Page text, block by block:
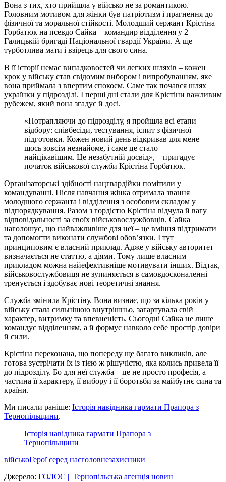
Вона з тих, хто прийшла у військо не за романтикою.
Головним мотивом для жінки був патріотизм і прагнення до
фізичної та моральної стійкості. Молодший сержант Крістіна
Горбатюк на псевдо Сайка – командир відділення у 2
Галицькій бригаді Національної гвардії України. А ще
турботлива мати і взірець для свого сина.
В її історії немає випадковостей чи легких шляхів – кожен
крок у війську став свідомим вибором і випробуванням, яке
вона приймала з впертим спокоєм. Саме так почався шлях
українки у підрозділі. І перші дні стали для Крістіни важливим
рубежем, який вона згадує й досі.
«Потрапляючи до підрозділу, я пройшла всі етапи
відбору: співбесіди, тестування, іспит з фізичної
підготовки. Кожен новий день відкривав для мене
щось зовсім незнайоме, і саме це стало
найцікавішим. Це незабутній досвід», – пригадує
початок військової служби Крістіна Горбатюк.
Організаторські здібності нацгвардійки помітили у
командуванні. Після навчання жінка отримала звання
молодшого сержанта і відділення з особовим складом у
підпорядкування. Разом з гордістю Крістіна відчула й вагу
відповідальності за своїх військовослужбовців. Сайка
наголошує, що найважливіше для неї – це вміння підтримати
та допомогти виконати службові обов’язки. І тут
принциповим є власний приклад. Адже у війську авторитет
визначається не статтю, а діями. Тому лише власним
прикладом можна найефективніше мотивувати інших. Відтак,
військовослужбовиця не зупиняється в самовдосконаленні –
тренується і здобуває нові теоретичні знання.
Служба змінила Крістіну. Вона визнає, що за кілька років у
війську стала сильнішою внутрішньо, загартувала свій
характер, витримку та впевненість. Сьогодні Сайка не лише
командує відділенням, а й формує навколо себе простір довіри
й сили.
Крістіна переконана, що попереду ще багато викликів, але
готова зустрічати їх із тією ж рішучістю, яка колись привела її
до підрозділу. Бо для неї служба – це не просто професія, а
частина її характеру, її вибору і її боротьби за майбутнє сина та
країни.
Ми писали раніше: Історія навідника гармати Прапора з
Тернопільщини.
Історія навідника гармати Прапора з
Тернопільщини
військоГерої серед насголовнезахисники
Джерело: ГОЛОС || Тернопільська агенція новин